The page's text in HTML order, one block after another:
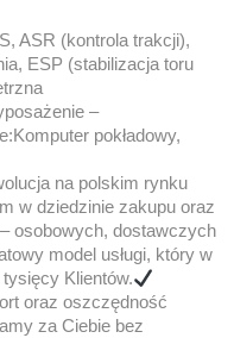
ASR (kontrola trakcji),
ESP (stabilizacja toru
–
pokładowy,
na polskim rynku
w dziedzinie zakupu oraz
osobowych, dostawczych
model usługi, który w
Klientów.
oraz oszczędność
za Ciebie bez